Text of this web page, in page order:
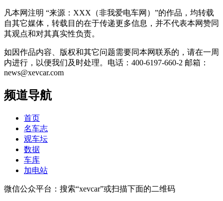
凡本网注明 “来源：XXX（非我爱电车网）”的作品，均转载
自其它媒体，转载目的在于传递更多信息，并不代表本网赞同
其观点和对其真实性负责。
如因作品内容、版权和其它问题需要同本网联系的，请在一周
内进行，以便我们及时处理。电话：400-6197-660-2 邮箱：
news@xevcar.com
频道导航
首页
名车志
观车坛
数据
车库
加电站
微信公众平台：搜索“xevcar”或扫描下面的二维码